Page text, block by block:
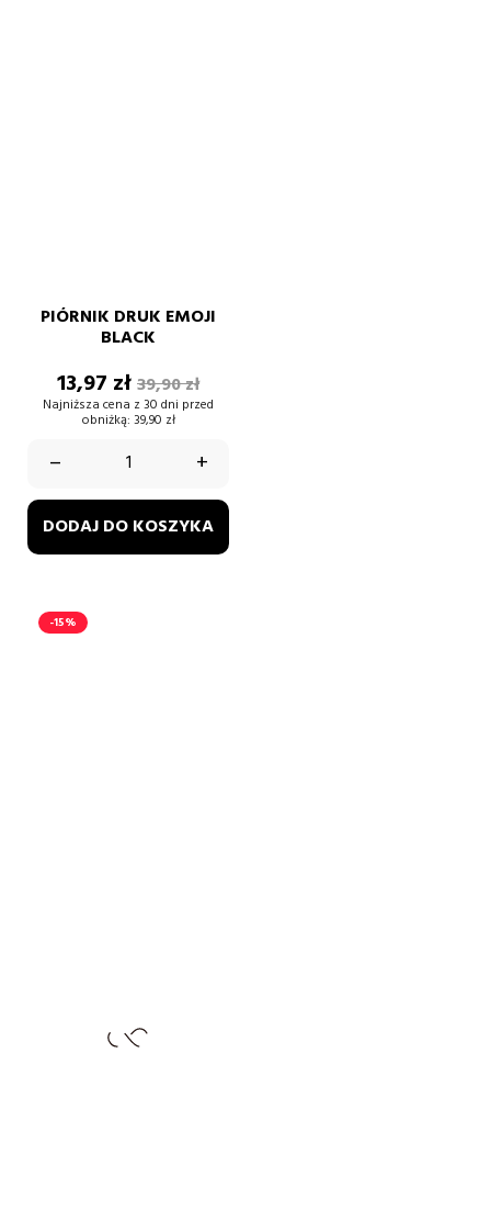
PIÓRNIK DRUK EMOJI
BLACK
Cena
13,97 złCena
podstawowa
39,90 zł
Najniższa cena z 30 dni przed
obniżką: 39,90 zł
– +
DODAJ DO KOSZYKA
-15%